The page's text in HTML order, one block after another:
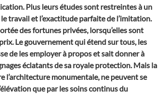
Plus leurs études sont restreintes à un
travail et l’exactitude parfaite de l’imitation.
des fortunes privées, lorsqu’elles sont
Le gouvernement qui étend sur tous, les
de les employer à propos et sait donner à
éclatants de sa royale protection. Mais la
l’architecture monumentale, ne peuvent se
que par les soins continus du